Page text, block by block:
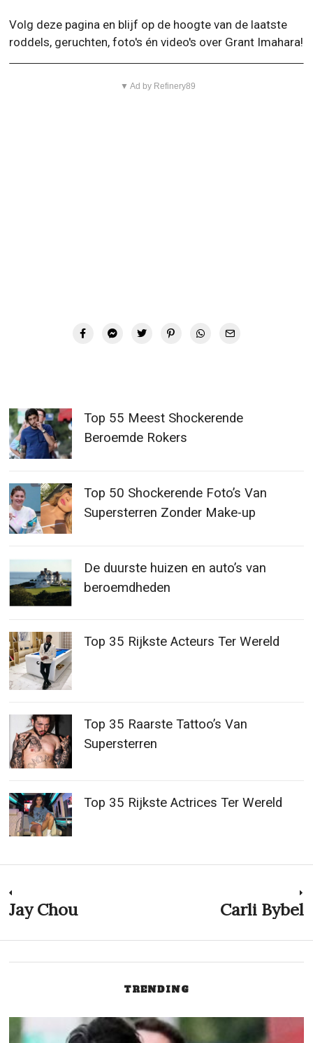
Volg deze pagina en blijf op de hoogte van de laatste
roddels, geruchten, foto's én video's over Grant Imahara!
▼ Ad by Refinery89
Top 55 Meest Shockerende
Beroemde Rokers
Top 50 Shockerende Foto’s Van
Supersterren Zonder Make-up
De duurste huizen en auto’s van
beroemdheden
Top 35 Rijkste Acteurs Ter Wereld
Top 35 Raarste Tattoo’s Van
Supersterren
Top 35 Rijkste Actrices Ter Wereld
Post
navigation
Previous
Jay Chou Carli Bybel
TRENDING